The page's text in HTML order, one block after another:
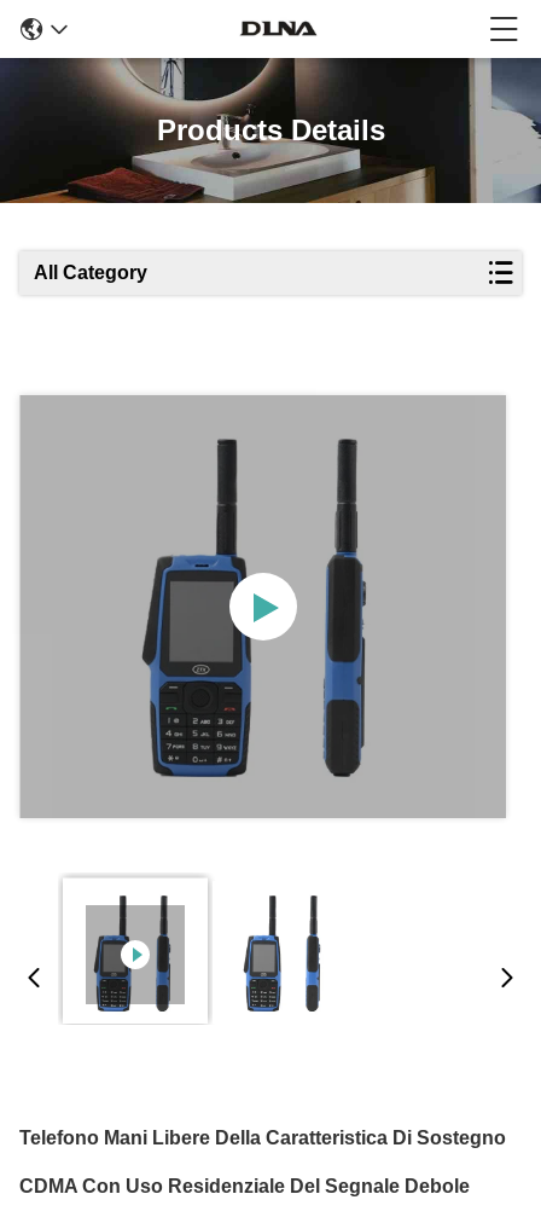
Products Details
All Category
Telefono Mani Libere Della Caratteristica Di Sostegno
CDMA Con Uso Residenziale Del Segnale Debole